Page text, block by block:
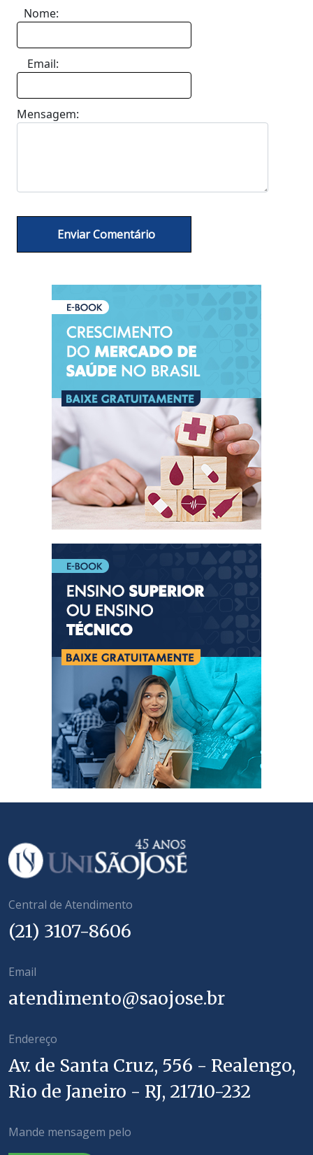
Nome:
Email:
Mensagem:
Central de Atendimento
(21) 3107-8606
Email
atendimento@saojose.br
Endereço
Av. de Santa Cruz, 556 - Realengo,
Rio de Janeiro - RJ, 21710-232
Mande mensagem pelo